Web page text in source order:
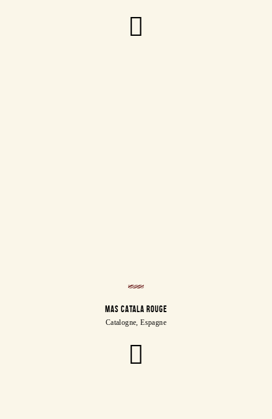
MAS CATALA ROUGE
Catalogne, Espagne